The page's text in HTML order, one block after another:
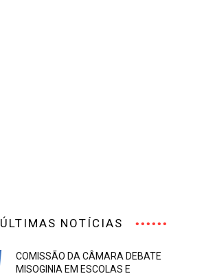
ÚLTIMAS NOTÍCIAS
COMISSÃO DA CÂMARA DEBATE
MISOGINIA EM ESCOLAS E